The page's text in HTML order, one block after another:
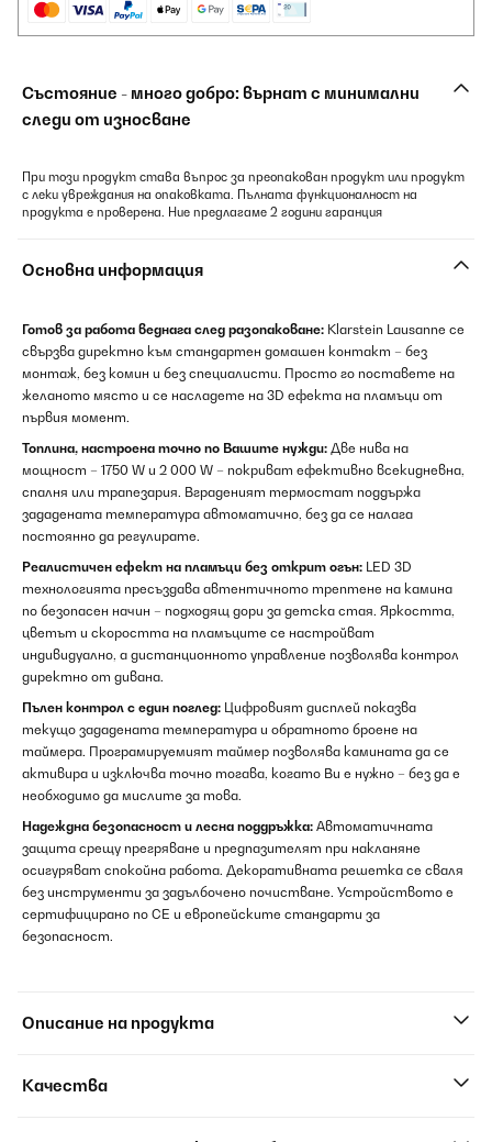
Състояние - много добро: върнат с минимални
следи от износване
При този продукт става въпрос за преопакован продукт или продукт
с леки увреждания на опаковката. Пълната функционалност на
продукта е проверена. Ние предлагаме 2 години гаранция
Основна информация
Готов за работа веднага след разопаковане: Klarstein Lausanne се
свързва директно към стандартен домашен контакт – без
монтаж, без комин и без специалисти. Просто го поставете на
желаното място и се насладете на 3D ефекта на пламъци от
първия момент.
Топлина, настроена точно по Вашите нужди: Две нива на
мощност – 1750 W и 2 000 W – покриват ефективно всекидневна,
спалня или трапезария. Вграденият термостат поддържа
зададената температура автоматично, без да се налага
постоянно да регулирате.
Реалистичен ефект на пламъци без открит огън: LED 3D
технологията пресъздава автентичното трептене на камина
по безопасен начин – подходящ дори за детска стая. Яркостта,
цветът и скоростта на пламъците се настройват
индивидуално, а дистанционното управление позволява контрол
директно от дивана.
Пълен контрол с един поглед: Цифровият дисплей показва
текущо зададената температура и обратното броене на
таймера. Програмируемият таймер позволява камината да се
активира и изключва точно тогава, когато Ви е нужно – без да е
необходимо да мислите за това.
Надеждна безопасност и лесна поддръжка: Автоматичната
защита срещу прегряване и предпазителят при накланяне
осигуряват спокойна работа. Декоративната решетка се сваля
без инструменти за задълбочено почистване. Устройството е
сертифицирано по CE и европейските стандарти за
безопасност.
Описание на продукта
Качества